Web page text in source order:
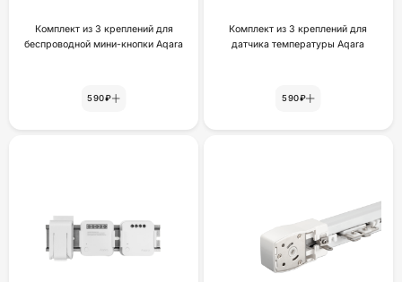
Комплект из 3 креплений для
беспроводной мини-кнопки Aqara
590₽
Комплект из 3 креплений для
датчика температуры Aqara
590₽